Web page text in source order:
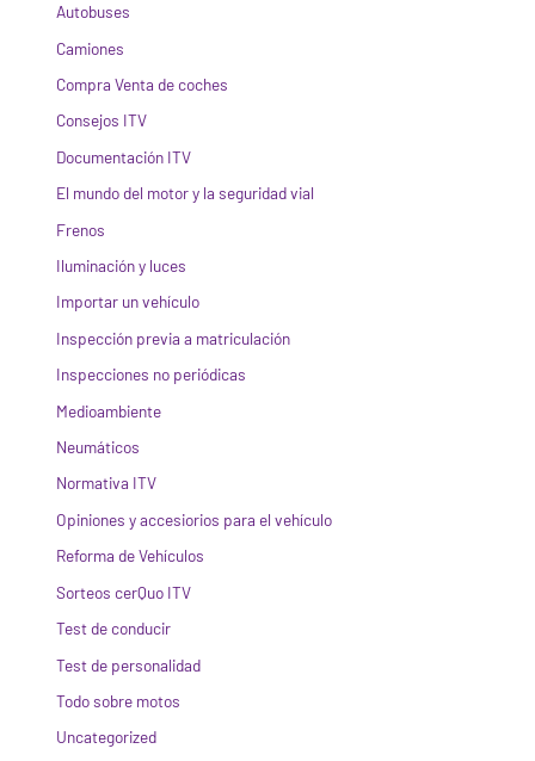
Autobuses
Camiones
Compra Venta de coches
Consejos ITV
Documentación ITV
El mundo del motor y la seguridad vial
Frenos
Iluminación y luces
Importar un vehículo
Inspección previa a matriculación
Inspecciones no periódicas
Medioambiente
Neumáticos
Normativa ITV
Opiniones y accesiorios para el vehículo
Reforma de Vehículos
Sorteos cerQuo ITV
Test de conducir
Test de personalidad
Todo sobre motos
Uncategorized